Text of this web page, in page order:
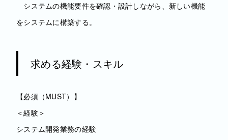
システムの機能要件を確認・設計しながら、新しい機能
をシステムに構築する。
求める経験・スキル
【必須（MUST）】
＜経験＞
システム開発業務の経験